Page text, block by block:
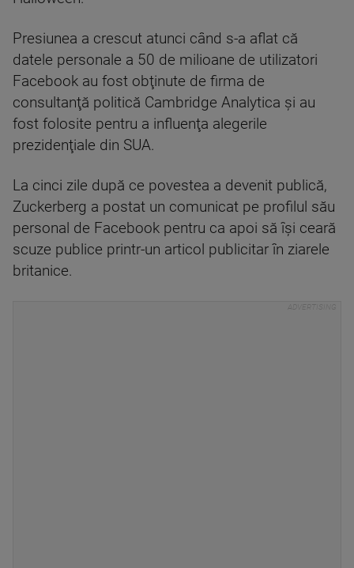
Presiunea a crescut atunci când s-a aflat că
datele personale a 50 de milioane de utilizatori
Facebook au fost obţinute de firma de
consultanţă politică Cambridge Analytica şi au
fost folosite pentru a influenţa alegerile
prezidenţiale din SUA.
La cinci zile după ce povestea a devenit publică,
Zuckerberg a postat un comunicat pe profilul său
personal de Facebook pentru ca apoi să îşi ceară
scuze publice printr-un articol publicitar în ziarele
britanice.